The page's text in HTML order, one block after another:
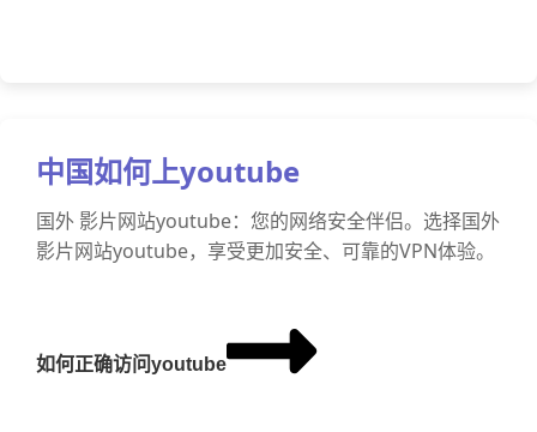
中国如何上youtube
国外 影片网站youtube：您的网络安全伴侣。选择国外
影片网站youtube，享受更加安全、可靠的VPN体验。
如何正确访问youtube